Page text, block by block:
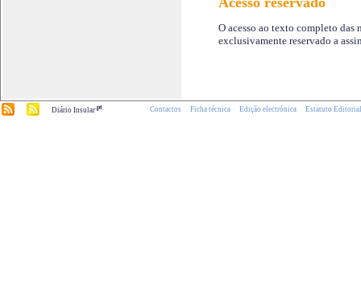
O acesso ao texto completo das
exclusivamente reservado a
Diário Insular.pt Contactos Ficha técnica Edição electrónica Estatuto Editorial